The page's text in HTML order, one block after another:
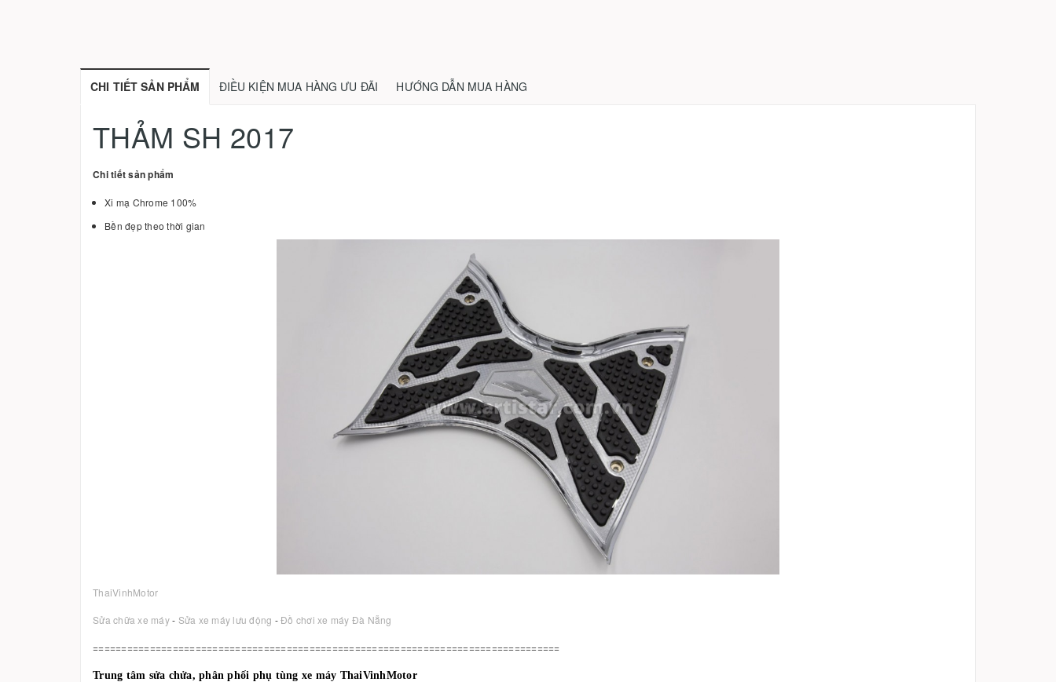
CHI TIẾT SẢN PHẨM ĐIỀU KIỆN MUA HÀNG ƯU ĐÃI HƯỚNG DẪN MUA HÀNG
THẢM SH 2017
Chi tiết sản phẩm
Xi mạ Chrome 100%
Bền đẹp theo thời gian
ThaiVinhMotor
Sửa chữa xe máy- Sửa xe máy lưu động -Đồ chơi xe máy Đà Nẵng
==================================================================================
Trung tâm sửa chửa, phân phối phụ tùng xe máy ThaiVinhMotor